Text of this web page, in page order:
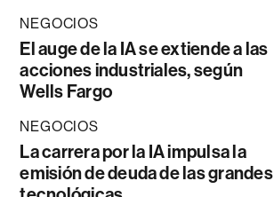
NEGOCIOS
El auge de la IA se extiende a las
acciones industriales, según
Wells Fargo
NEGOCIOS
La carrera por la IA impulsa la
emisión de deuda de las grandes